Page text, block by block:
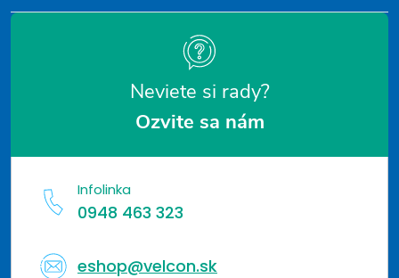
e
Neviete si rady?
Ozvite sa nám
Infolinka
0948 463 323
eshop@velcon.sk